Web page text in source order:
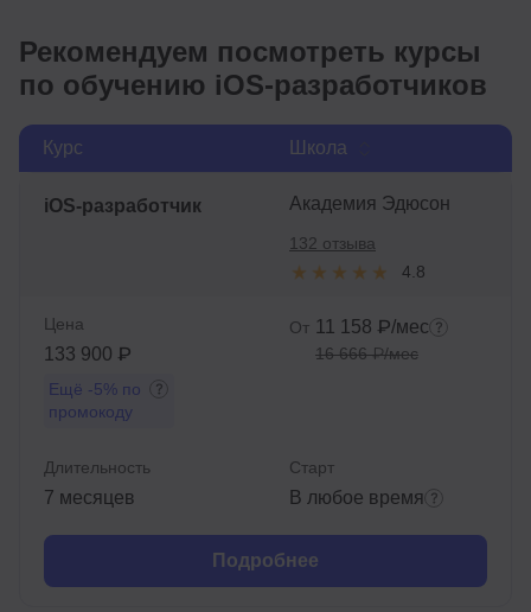
Рекомендуем посмотреть курсы
по обучению iOS-разработчиков
Курс Школа
iOS-разработчик Академия Эдюсон
4.8
132 отзыва
Цена
133 900 ₽
Ещё -5% по
промокоду
От 11 158 ₽/мес
16 666 ₽/мес
Длительность
7 месяцев
Старт
В любое время
Подробнее